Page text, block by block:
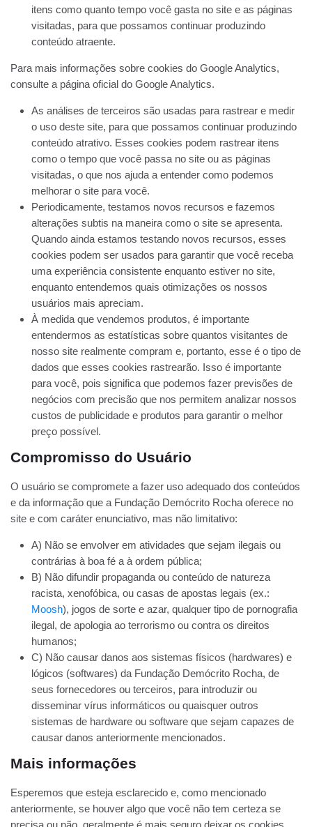
itens como quanto tempo você gasta no site e as páginas
visitadas, para que possamos continuar produzindo
conteúdo atraente.
Para mais informações sobre cookies do Google Analytics,
consulte a página oficial do Google Analytics.
As análises de terceiros são usadas para rastrear e medir
o uso deste site, para que possamos continuar produzindo
conteúdo atrativo. Esses cookies podem rastrear itens
como o tempo que você passa no site ou as páginas
visitadas, o que nos ajuda a entender como podemos
melhorar o site para você.
Periodicamente, testamos novos recursos e fazemos
alterações subtis na maneira como o site se apresenta.
Quando ainda estamos testando novos recursos, esses
cookies podem ser usados ​​para garantir que você receba
uma experiência consistente enquanto estiver no site,
enquanto entendemos quais otimizações os nossos
usuários mais apreciam.
À medida que vendemos produtos, é importante
entendermos as estatísticas sobre quantos visitantes de
nosso site realmente compram e, portanto, esse é o tipo de
dados que esses cookies rastrearão. Isso é importante
para você, pois significa que podemos fazer previsões de
negócios com precisão que nos permitem analizar nossos
custos de publicidade e produtos para garantir o melhor
preço possível.
Compromisso do Usuário
O usuário se compromete a fazer uso adequado dos conteúdos
e da informação que a Fundação Demócrito Rocha oferece no
site e com caráter enunciativo, mas não limitativo:
A) Não se envolver em atividades que sejam ilegais ou
contrárias à boa fé a à ordem pública;
B) Não difundir propaganda ou conteúdo de natureza
racista, xenofóbica, ou casas de apostas legais (ex.:
Moosh), jogos de sorte e azar, qualquer tipo de pornografia
ilegal, de apologia ao terrorismo ou contra os direitos
humanos;
C) Não causar danos aos sistemas físicos (hardwares) e
lógicos (softwares) da Fundação Demócrito Rocha, de
seus fornecedores ou terceiros, para introduzir ou
disseminar vírus informáticos ou quaisquer outros
sistemas de hardware ou software que sejam capazes de
causar danos anteriormente mencionados.
Mais informações
Esperemos que esteja esclarecido e, como mencionado
anteriormente, se houver algo que você não tem certeza se
precisa ou não, geralmente é mais seguro deixar os cookies